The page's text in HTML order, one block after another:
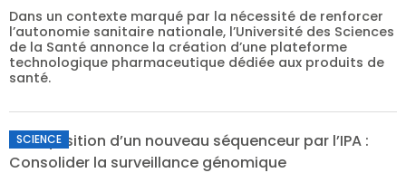
Dans un contexte marqué par la nécessité de renforcer
l’autonomie sanitaire nationale, l’Université des Sciences
de la Santé annonce la création d’une plateforme
technologique pharmaceutique dédiée aux produits de
santé.
SCIENCE